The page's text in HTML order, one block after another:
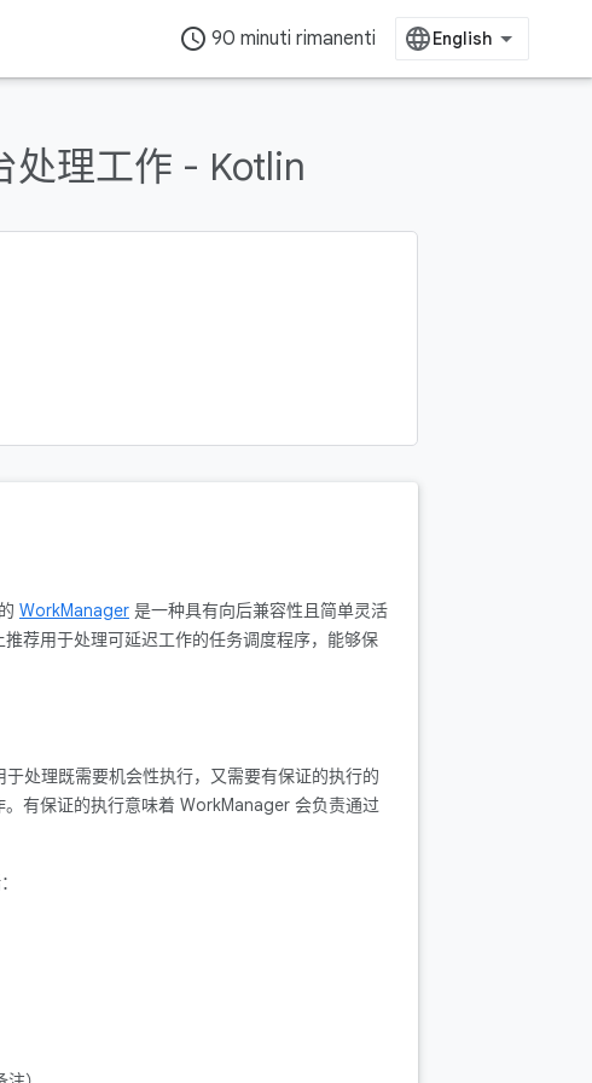
access_time 90 minuti rimanenti
处理工作 - Kotlin
WorkManager 是一种具有向后兼容性且简单灵活
荐用于处理可延迟工作的任务调度程序，能够保
于处理既需要机会性执行，又需要有保证的执行的
有保证的执行意味着 WorkManager 会负责通过